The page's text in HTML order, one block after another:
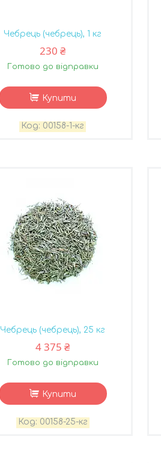
Чебрець (чебрець), 1 кг
230 ₴
Готово до відправки
Купити
00158-1-кг
Чебрець (чебрець), 25 кг
4 375 ₴
Готово до відправки
Купити
00158-25-кг